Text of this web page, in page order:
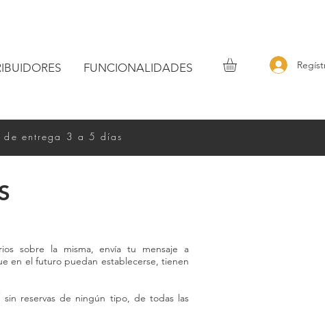
FUNCIONALIDADES
de entrega 3 a 5 días
sobre la misma, envía tu mensaje a
en el futuro puedan establecerse, tienen
reservas de ningún tipo, de todas las